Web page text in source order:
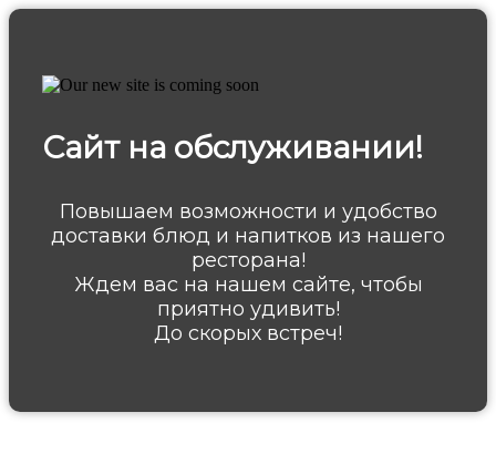
Сайт на обслуживании!
Повышаем возможности и удобство
доставки блюд и напитков из нашего
ресторана!
Ждем вас на нашем сайте, чтобы
приятно удивить!
До скорых встреч!